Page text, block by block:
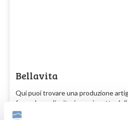
Bellavita
Qui puoi trovare una produzione
forno, lunga lievitazione, rispetto
continua ricerca di miglioramenti.…